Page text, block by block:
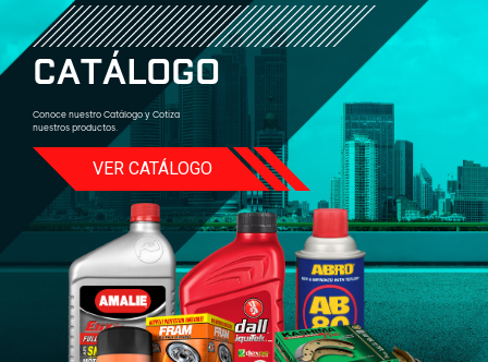
CATÁLOGO
Conoce nuestro Catálogo y Cotiza
nuestros productos.
VER CATÁLOGO